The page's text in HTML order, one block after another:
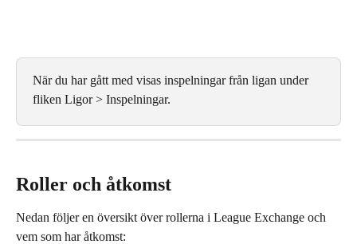
När du har gått med visas inspelningar från ligan under
fliken Ligor > Inspelningar.
Roller och åtkomst
Nedan följer en översikt över rollerna i League Exchange och
vem som har åtkomst: